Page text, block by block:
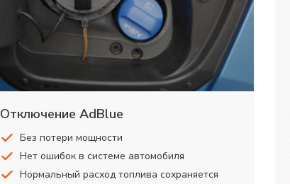
Отключение AdBlue
Без потери мощности
Нет ошибок в системе автомобиля
Нормальный расход топлива сохраняется